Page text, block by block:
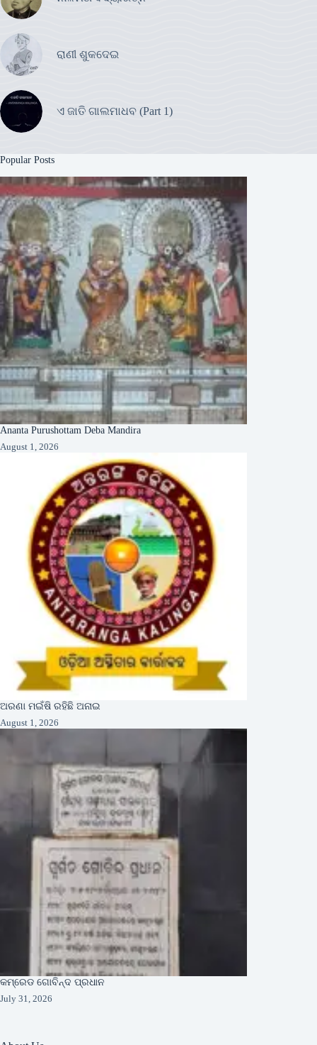
ରାଣୀ ଶୁକଦେଇ
ଏ ଜାତି ଗାଲମାଧବ (Part 1)
Popular Posts
Ananta Purushottam Deba Mandira
August 1, 2026
ଅରଣା ମଇଁଷି ରହିଛି ଅନାଇ
August 1, 2026
କମ୍ରେଡ ଗୋବିନ୍ଦ ପ୍ରଧାନ
July 31, 2026